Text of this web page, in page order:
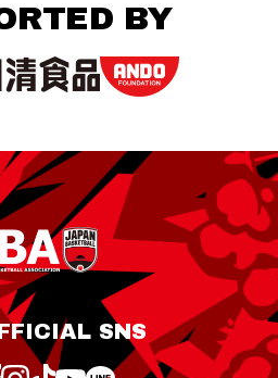
BY
SNS